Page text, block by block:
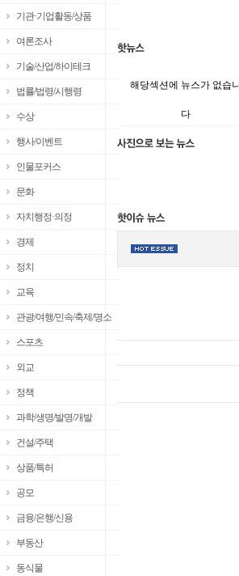
기관·기업활동/상품
여론조사
기술/산업/하이테크
법률/법령/시행령
수상
행사/이벤트
인물포커스
문화
자치행정·의정
경제
정치
교육
관광/여행/민속/축제/명소
스포츠
외교
정책
과학/생명/발명/개발
건설/주택
상품/특허
공모
금융/은행/신용
부동산
동식물
해당섹션에 뉴스가 없습니
다